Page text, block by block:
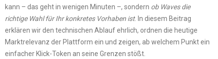
kann – das geht in wenigen Minuten –, sondern ob Waves die
richtige Wahl für Ihr konkretes Vorhaben ist. In diesem Beitrag
erklären wir den technischen Ablauf ehrlich, ordnen die heutige
Marktrelevanz der Plattform ein und zeigen, ab welchem Punkt ein
einfacher Klick-Token an seine Grenzen stößt.